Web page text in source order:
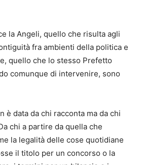
la Angeli, quello che risulta agli
fra ambienti della politica e
quello che lo stesso Prefetto
comunque di intervenire, sono
è data da chi racconta ma da chi
chi a partire da quella che
la legalità delle cose quotidiane
il titolo per un concorso o la